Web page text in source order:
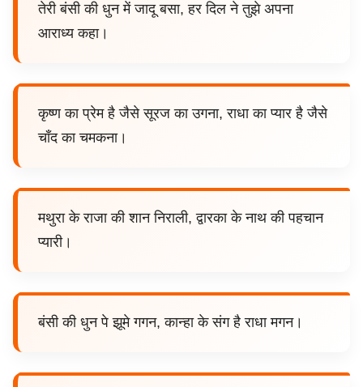
तेरी बंसी की धुन में जादू बसा, हर दिल ने तुझे अपना
आराध्य कहा।
कृष्ण का प्रेम है जैसे सूरज का उगना, राधा का प्यार है जैसे
चाँद का चमकना।
मथुरा के राजा की शान निराली, द्वारका के नाथ की पहचान
प्यारी।
बंसी की धुन पे झूमे गगन, कान्हा के संग है राधा मगन।